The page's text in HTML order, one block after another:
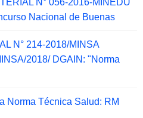
N° 056-2016-MINEDU
Nacional de Buenas
N° 214-2018/MINSA
2018/ DGAIN: "Norma
Norma Técnica Salud: RM